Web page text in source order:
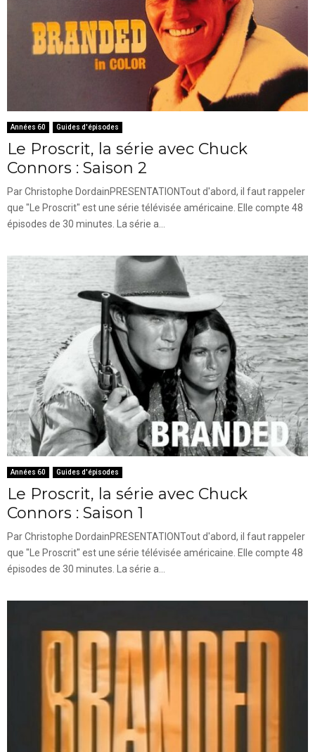
Années 60 Guides d'épisodes
Le Proscrit, la série avec Chuck
Connors : Saison 2
Par Christophe DordainPRESENTATIONTout d'abord, il faut rappeler
que "Le Proscrit" est une série télévisée américaine. Elle compte 48
épisodes de 30 minutes. La série a...
Années 60 Guides d'épisodes
Le Proscrit, la série avec Chuck
Connors : Saison 1
Par Christophe DordainPRESENTATIONTout d'abord, il faut rappeler
que "Le Proscrit" est une série télévisée américaine. Elle compte 48
épisodes de 30 minutes. La série a...